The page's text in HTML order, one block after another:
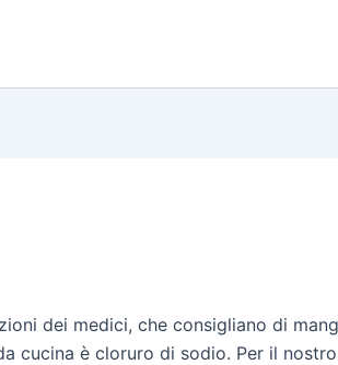
dei medici, che consigliano di
cucina è cloruro di sodio. Per il